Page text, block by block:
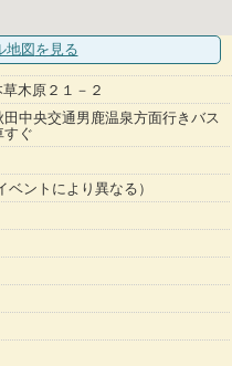
地図 を見る
木原２１－２
中央交通男鹿温泉方面行きバス
すぐ
ントにより異なる）